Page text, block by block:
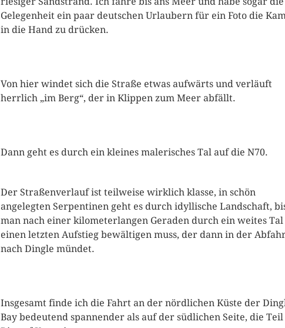
Gelegenheit ein paar deutschen Urlaubern für ein Foto die
in die Hand zu drücken.
Von hier windet sich die Straße etwas aufwärts und verläuft
herrlich „im Berg“, der in Klippen zum Meer abfällt.
Dann geht es durch ein kleines malerisches Tal auf die N70.
Der Straßenverlauf ist teilweise wirklich klasse, in schön
angelegten Serpentinen geht es durch idyllische Landschaft,
man nach einer kilometerlangen Geraden durch ein weites Tal
einen letzten Aufstieg bewältigen muss, der dann in der
nach Dingle mündet.
Insgesamt finde ich die Fahrt an der nördlichen Küste der
Bay bedeutend spannender als auf der südlichen Seite, die Teil